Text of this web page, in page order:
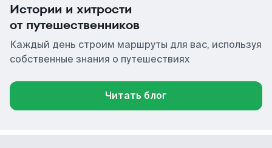
Истории и хитрости
от путешественников
Каждый день строим маршруты для вас, используя
собственные знания о путешествиях
Читать блог